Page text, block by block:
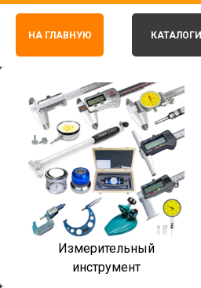
НА ГЛАВНУЮ КАТАЛОГИ
Измерительный
инструмент